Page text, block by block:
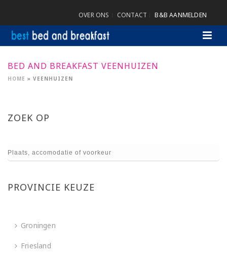
OVER ONS CONTACT B&B AANMELDEN
BED AND BREAKFAST VEENHUIZEN
HOME » VEENHUIZEN
ZOEK OP
PROVINCIE KEUZE
Groningen
Friesland